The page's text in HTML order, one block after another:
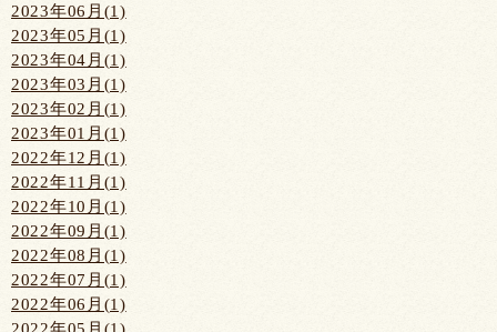
2023年06月(1)
2023年05月(1)
2023年04月(1)
2023年03月(1)
2023年02月(1)
2023年01月(1)
2022年12月(1)
2022年11月(1)
2022年10月(1)
2022年09月(1)
2022年08月(1)
2022年07月(1)
2022年06月(1)